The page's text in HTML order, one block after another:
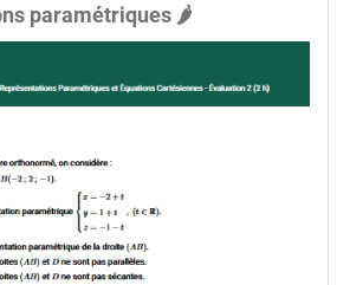
Contrôle équations paramétriques 🌶️